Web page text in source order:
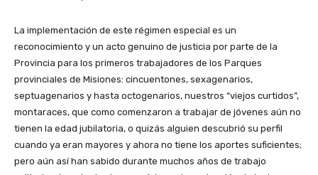
La implementación de este régimen especial es un
reconocimiento y un acto genuino de justicia por parte de la
Provincia para los primeros trabajadores de los Parques
provinciales de Misiones: cincuentones, sexagenarios,
septuagenarios y hasta octogenarios, nuestros “viejos curtidos”,
montaraces, que como comenzaron a trabajar de jóvenes aún no
tienen la edad jubilatoria, o quizás alguien descubrió su perfil
cuando ya eran mayores y ahora no tiene los aportes suficientes;
pero aún así han sabido durante muchos años de trabajo